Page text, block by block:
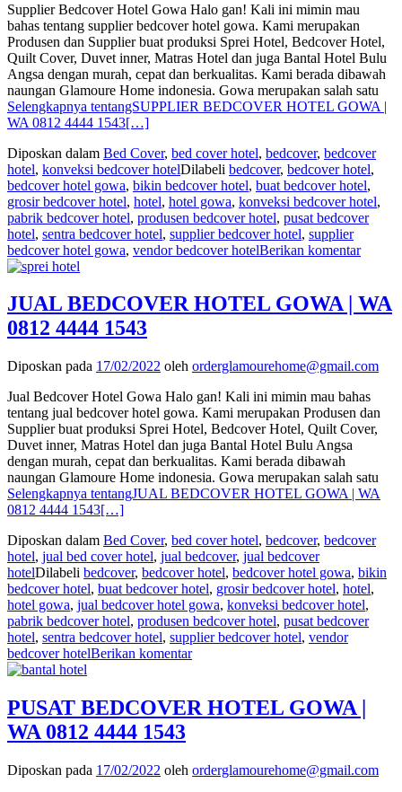
Supplier Bedcover Hotel Gowa Halo gan! Kali ini mimin mau
bahas tentang supplier bedcover hotel gowa. Kami merupakan
Produsen dan Supplier buat produksi Sprei Hotel, Bedcover Hotel,
Quilt Cover, Duvet inner, Matras Hotel dan juga Bantal Hotel Bulu
Angsa dengan murah, cepat dan berkualitas. Kami berada dibawah
naungan Glamoure Home indonesia. Gowa merupakan salah satu
Selengkapnya tentangSUPPLIER BEDCOVER HOTEL GOWA |
WA 0812 4444 1543[…]
Diposkan dalam Bed Cover, bed cover hotel, bedcover, bedcover
hotel, konveksi bedcover hotelDilabeli bedcover, bedcover hotel,
bedcover hotel gowa, bikin bedcover hotel, buat bedcover hotel,
grosir bedcover hotel, hotel, hotel gowa, konveksi bedcover hotel,
pabrik bedcover hotel, produsen bedcover hotel, pusat bedcover
hotel, sentra bedcover hotel, supplier bedcover hotel, supplier
bedcover hotel gowa, vendor bedcover hotelBerikan komentar
JUAL BEDCOVER HOTEL GOWA | WA
0812 4444 1543
Diposkan pada 17/02/2022 oleh orderglamourehome@gmail.com
Jual Bedcover Hotel Gowa Halo gan! Kali ini mimin mau bahas
tentang jual bedcover hotel gowa. Kami merupakan Produsen dan
Supplier buat produksi Sprei Hotel, Bedcover Hotel, Quilt Cover,
Duvet inner, Matras Hotel dan juga Bantal Hotel Bulu Angsa
dengan murah, cepat dan berkualitas. Kami berada dibawah
naungan Glamoure Home indonesia. Gowa merupakan salah satu
Selengkapnya tentangJUAL BEDCOVER HOTEL GOWA | WA
0812 4444 1543[…]
Diposkan dalam Bed Cover, bed cover hotel, bedcover, bedcover
hotel, jual bed cover hotel, jual bedcover, jual bedcover
hotelDilabeli bedcover, bedcover hotel, bedcover hotel gowa, bikin
bedcover hotel, buat bedcover hotel, grosir bedcover hotel, hotel,
hotel gowa, jual bedcover hotel gowa, konveksi bedcover hotel,
pabrik bedcover hotel, produsen bedcover hotel, pusat bedcover
hotel, sentra bedcover hotel, supplier bedcover hotel, vendor
bedcover hotelBerikan komentar
PUSAT BEDCOVER HOTEL GOWA |
WA 0812 4444 1543
Diposkan pada 17/02/2022 oleh orderglamourehome@gmail.com